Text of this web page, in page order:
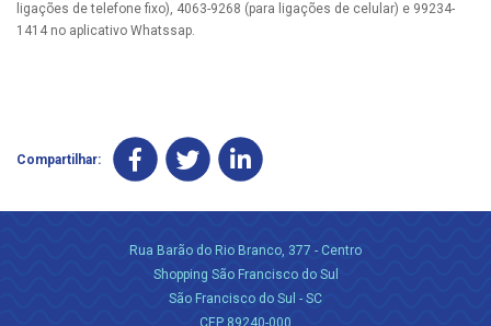
ligações de telefone fixo), 4063-9268 (para ligações de celular) e 99234-
1414 no aplicativo Whatssap.
Compartilhar:
Rua Barão do Rio Branco, 377 - Centro
Shopping São Francisco do Sul
São Francisco do Sul - SC
CEP 89240-000